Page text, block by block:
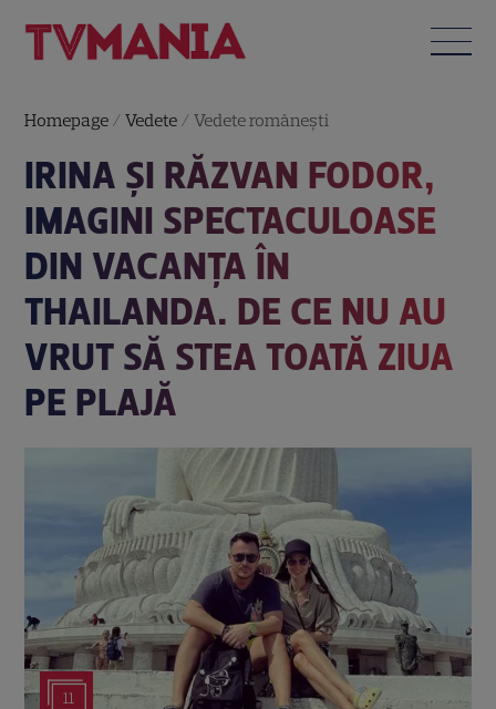
Homepage /Vedete /Vedete româneşti
IRINA ȘI RĂZVAN FODOR,
IMAGINI SPECTACULOASE
DIN VACANȚA ÎN
THAILANDA. DE CE NU AU
VRUT SĂ STEA TOATĂ ZIUA
PE PLAJĂ
11